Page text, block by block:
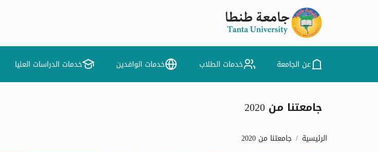
عن الجامعة خدمات الطلاب خدمات الوافدين خدمات الدراسات العليا
جامعتنا من 2020
الرئيسية جامعتنا من 2020